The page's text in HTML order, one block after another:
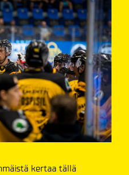
kertaa tällä